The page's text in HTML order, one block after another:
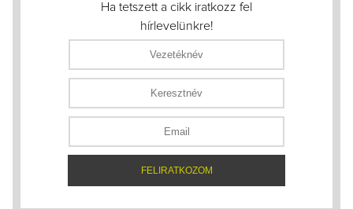
Ha tetszett a cikk iratkozz fel
hírlevelünkre!